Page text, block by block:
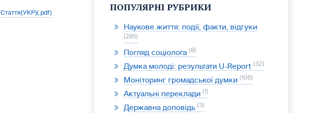
Стаття(УКР)(.pdf) ПОПУЛЯРНІ РУБРИКИ
Наукове життя: події, факти, відгуки
285
Погляд соціолога 8
Думка молоді: результати U-Report 32
Моніторинг громадської думки 106
Актуальні переклади 1
Державна доповідь 3